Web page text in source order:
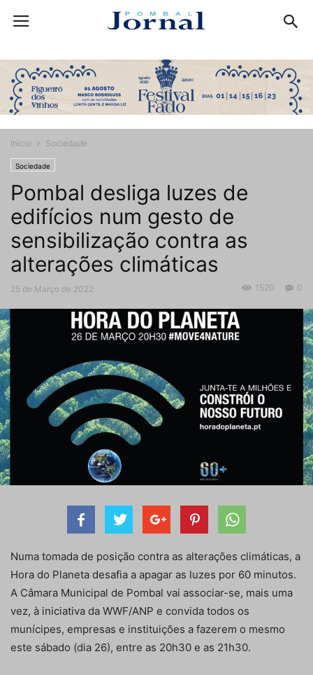
Início Sociedade
Sociedade
Pombal desliga luzes de
edifícios num gesto de
sensibilização contra as
alterações climáticas
25 de Março de 2022 0
1520
Numa tomada de posição contra as alterações climáticas, a
Hora do Planeta desafia a apagar as luzes por 60 minutos.
A Câmara Municipal de Pombal vai associar-se, mais uma
vez, à iniciativa da WWF/ANP e convida todos os
munícipes, empresas e instituições a fazerem o mesmo
este sábado (dia 26), entre as 20h30 e as 21h30.